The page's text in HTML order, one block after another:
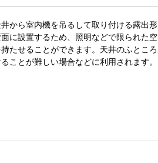
井から室内機を吊るして取り付ける露出
に設置するため、照明などで限られた
持たせることができます。天井のふとこ
ることが難しい場合などに利用されます。